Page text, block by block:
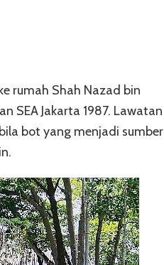
rumah Shah Nazad bin
SEA Jakarta 1987. Lawatan
bot yang menjadi sumber